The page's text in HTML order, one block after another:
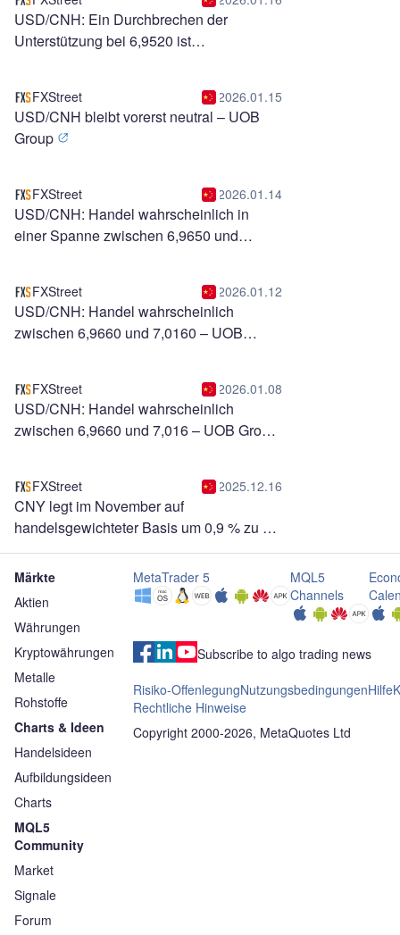
USD/CNH: Ein Durchbrechen der
Unterstützung bei 6,9520 ist
FXStreet 2026.01.15
USD/CNH bleibt vorerst neutral – UOB
Group
FXStreet 2026.01.14
USD/CNH: Handel wahrscheinlich in
einer Spanne zwischen 6,9650 und
FXStreet 2026.01.12
USD/CNH: Handel wahrscheinlich
zwischen 6,9660 und 7,0160 – UOB
FXStreet 2026.01.08
USD/CNH: Handel wahrscheinlich
zwischen 6,9660 und 7,016 – UOB Group
FXStreet 2025.12.16
CNY legt im November auf
handelsgewichteter Basis um 0,9 % zu –
Commerzbank
Märkte
Aktien
Währungen
Kryptowährungen
Metalle
Rohstoffe
Charts & Ideen
Handelsideen
Aufbildungsideen
Charts
MQL5
Community
Market
Signale
Forum
MetaTrader 5
MQL5
Channels
Subscribe to algo trading news
Risiko-OffenlegungNutzungsbedingungenHilfe
Rechtliche Hinweise
Copyright 2000-2026, MetaQuotes Ltd